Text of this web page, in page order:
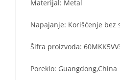
Materijal: Metal
Napajanje: Korišćenje bez
Šifra proizvoda:
Poreklo: Guangdong,China